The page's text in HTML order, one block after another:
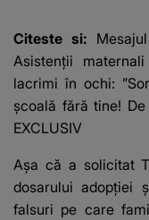
Citeste si:
Asistenții
lacrimi în ochi:
școală fără tine!
EXCLUSIV
Așa că a solicitat
dosarului adopției
falsuri pe care